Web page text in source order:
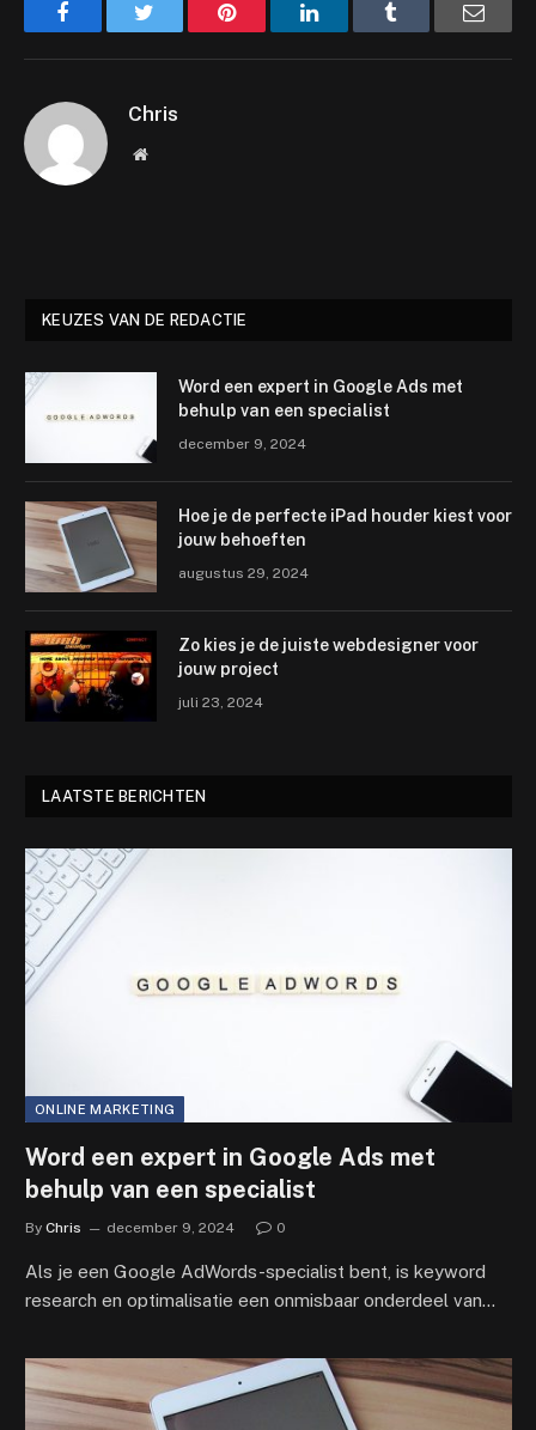
Facebook Pinterest LinkedIn Email
Chris
Website
KEUZES VAN DE REDACTIE
Word een expert in Google Ads met
behulp van een specialist
december 9, 2024
Hoe je de perfecte iPad houder kiest voor
jouw behoeften
augustus 29, 2024
Zo kies je de juiste webdesigner voor
jouw project
juli 23, 2024
LAATSTE BERICHTEN
ONLINE MARKETING
Word een expert in Google Ads met
behulp van een specialist
By Chris december 9, 2024 0
Als je een Google AdWords-specialist bent, is keyword
research en optimalisatie een onmisbaar onderdeel van…